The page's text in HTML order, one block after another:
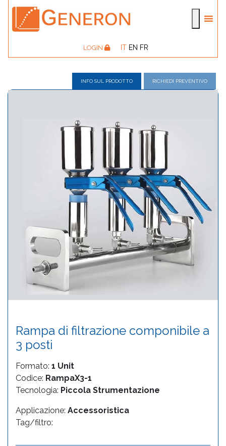
LOGIN IT EN FR
INFO SUL PRODOTTO RICHIEDI PREVENTIVO
Rampa di filtrazione componibile a
3 posti
Formato: 1 Unit
Codice: RampaX3-1
Tecnologia: Piccola Strumentazione
Applicazione: Accessoristica
Tag/filtro: